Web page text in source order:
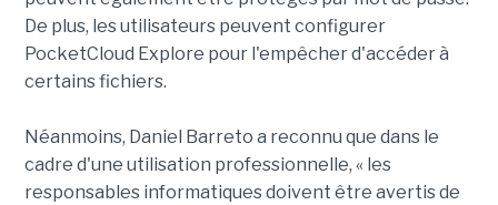
De plus, les utilisateurs peuvent configurer
PocketCloud Explore pour l'empêcher d'accéder à
certains fichiers.
Néanmoins, Daniel Barreto a reconnu que dans le
cadre d'une utilisation professionnelle, « les
responsables informatiques doivent être avertis de